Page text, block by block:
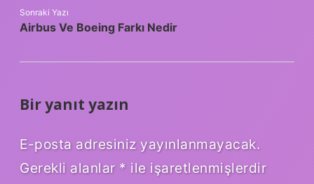
Sonraki Yazı
Airbus Ve Boeing Farkı Nedir
Bir yanıt yazın
E-posta adresiniz yayınlanmayacak.
Gerekli alanlar * ile işaretlenmişlerdir